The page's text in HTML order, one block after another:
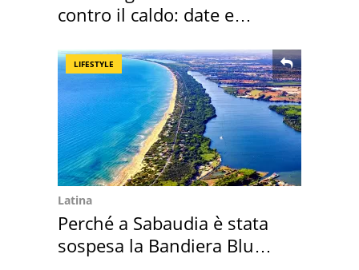
contro il caldo: date e
LIFESTYLE
Latina
Perché a Sabaudia è stata
sospesa la Bandiera Blu